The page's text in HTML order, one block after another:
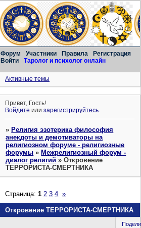
Форум Участники Правила
Регистрация
Войти
Таролог и психолог онлайн
Активные темы
Привет, Гость!
Войдите илизарегистрируйтесь.
»Религия эзотерика философия
анекдоты и демотиваторы на
религиозном форуме - религиозные
форумы »Межрелигиозный форум -
диалог религий »Откровение
ТЕРРОРИСТА-СМЕРТНИКА
Откровение ТЕРРОРИСТА-СМЕРТНИКА
Страница:1 2 3 4 »